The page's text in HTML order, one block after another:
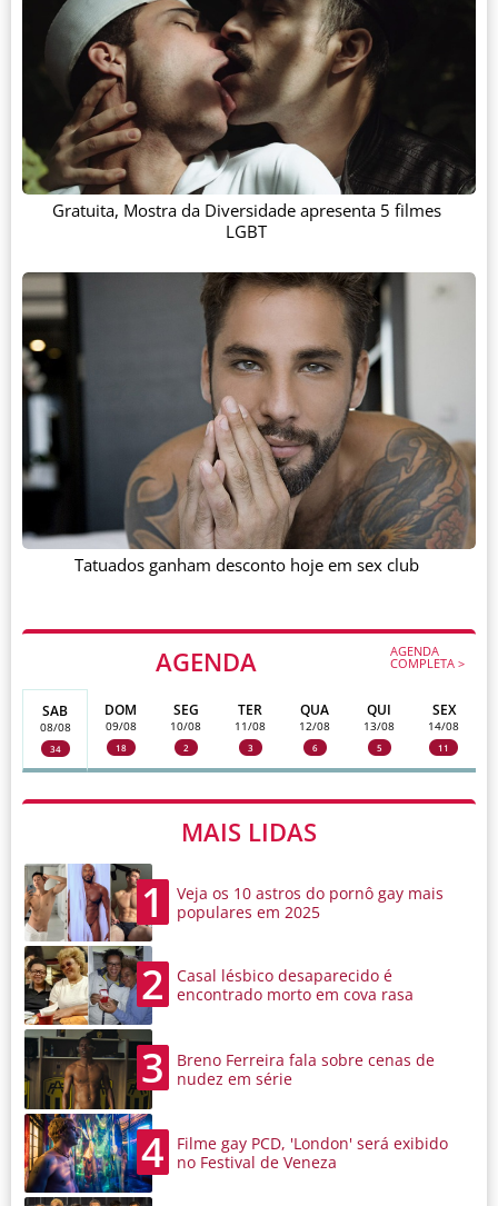
AGENDA AGENDA
COMPLETA >
SAB
08/08
34
DOM
09/08
18
SEG
10/08
2
TER
11/08
3
QUA
12/08
6
QUI
13/08
5
SEX
14/08
11
MAIS LIDAS
1
Veja os 10 astros do pornô gay mais
populares em 2025
2
Casal lésbico desaparecido é
encontrado morto em cova rasa
3
Breno Ferreira fala sobre cenas de
nudez em série
4
Filme gay PCD, 'London' será exibido
no Festival de Veneza
Gratuita, Mostra da Diversidade apresenta 5 filmes
LGBT
Tatuados ganham desconto hoje em sex club